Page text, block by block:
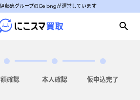
藤忠グループのBelongが運営しています
確認 本人確認 仮申込完了